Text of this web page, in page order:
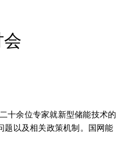
会
十余位专家就新型储能技术的
题以及相关政策机制。国网能